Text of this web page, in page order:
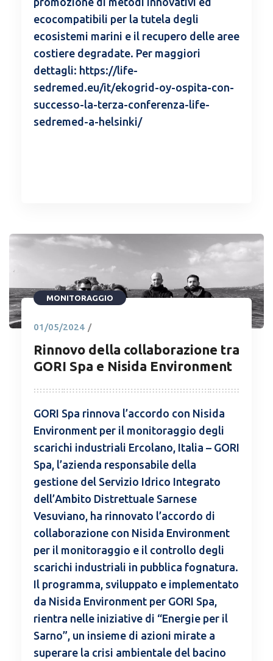
ecocompatibili per la tutela degli
ecosistemi marini e il recupero delle aree
costiere degradate. Per maggiori
dettagli: https://life-
sedremed.eu/it/ekogrid-oy-ospita-con-
successo-la-terza-conferenza-life-
sedremed-a-helsinki/
MONITORAGGIO
01/05/2024 /
Rinnovo della collaborazione tra
GORI Spa e Nisida Environment
GORI Spa rinnova l’accordo con Nisida
Environment per il monitoraggio degli
scarichi industriali Ercolano, Italia – GORI
Spa, l’azienda responsabile della
gestione del Servizio Idrico Integrato
dell’Ambito Distrettuale Sarnese
Vesuviano, ha rinnovato l’accordo di
collaborazione con Nisida Environment
per il monitoraggio e il controllo degli
scarichi industriali in pubblica fognatura.
Il programma, sviluppato e implementato
da Nisida Environment per GORI Spa,
rientra nelle iniziative di “Energie per il
Sarno”, un insieme di azioni mirate a
superare la crisi ambientale del bacino